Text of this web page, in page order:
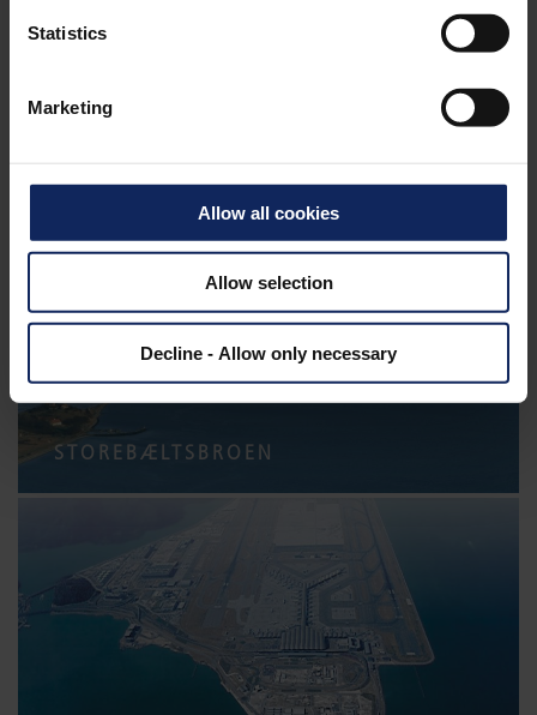
Statistics
Marketing
Allow all cookies
Allow selection
Decline - Allow only necessary
PALMEØERNE
STOREBÆLTSBROEN